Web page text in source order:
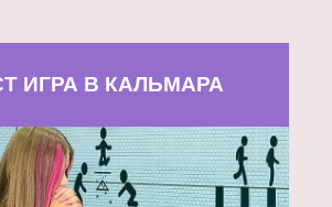
ИГРА В КАЛЬМАРА